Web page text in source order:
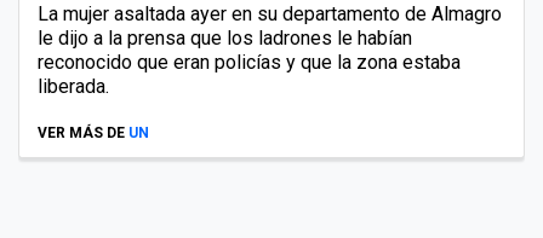
La mujer asaltada ayer en su departamento de Almagro
le dijo a la prensa que los ladrones le habían
reconocido que eran policías y que la zona estaba
liberada.
VER MÁS DE UN